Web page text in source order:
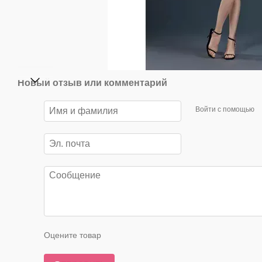
Новый отзыв или комментарий
Войти с помощью
Оцените товар